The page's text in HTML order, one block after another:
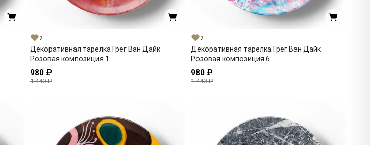
2
Декоративная тарелка Грег Ван Дайк
Розовая композиция 1
980 ₽
1 440 ₽
2
Декоративная тарелка Грег Ван Дайк
Розовая композиция 6
980 ₽
1 440 ₽